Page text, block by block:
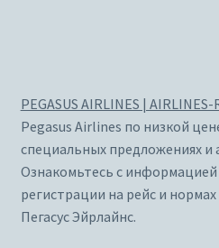
PEGASUS AIRLINES | AIRLINES-
Pegasus Airlines по низкой
специальных предложениях и
Ознакомьтесь с информацией
регистрации на рейс и
Пегасус Эйрлайнс.